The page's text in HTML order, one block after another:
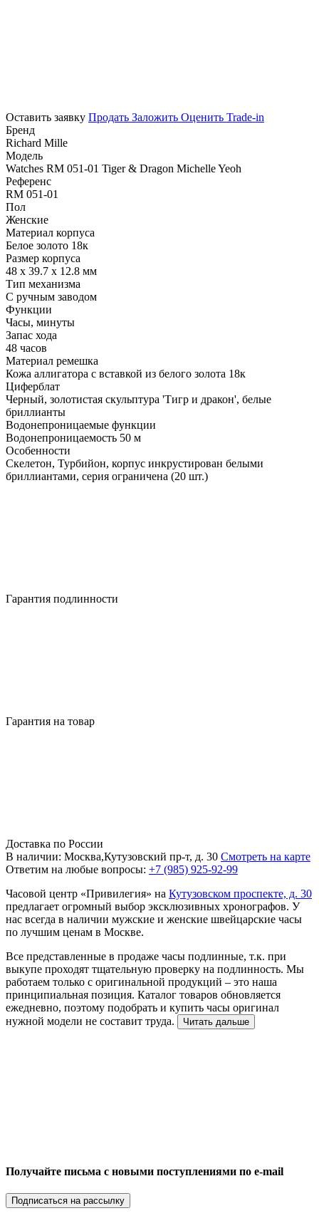
Оставить заявку Продать Заложить Оценить Trade-in
Бренд
Richard Mille
Модель
Watches RM 051-01 Tiger & Dragon Michelle Yeoh
Референс
RM 051-01
Пол
Женские
Материал корпуса
Белое золото 18к
Размер корпуса
48 х 39.7 х 12.8 мм
Тип механизма
С ручным заводом
Функции
Часы, минуты
Запас хода
48 часов
Материал ремешка
Кожа аллигатора с вставкой из белого золота 18к
Циферблат
Черный, золотистая скульптура 'Тигр и дракон', белые
бриллианты
Водонепроницаемые функции
Водонепроницаемость 50 м
Особенности
Скелетон, Турбийон, корпус инкрустирован белыми
бриллиантами, серия ограничена (20 шт.)
Гарантия подлинности
Гарантия на товар
Доставка по России
В наличии: Москва,Кутузовский пр-т, д. 30 Смотреть на карте
Ответим на любые вопросы: +7 (985) 925-92-99
Часовой центр «Привилегия» на Кутузовском проспекте, д. 30
предлагает огромный выбор эксклюзивных хронографов. У
нас всегда в наличии мужские и женские швейцарские часы
по лучшим ценам в Москве.
Все представленные в продаже часы подлинные, т.к. при
выкупе проходят тщательную проверку на подлинность. Мы
работаем только с оригинальной продукций – это наша
принципиальная позиция. Каталог товаров обновляется
ежедневно, поэтому подобрать и купить часы оригинал
нужной модели не составит труда.
Читать дальше
Получайте письма с новыми поступлениями по e-mail
Подписаться на рассылку